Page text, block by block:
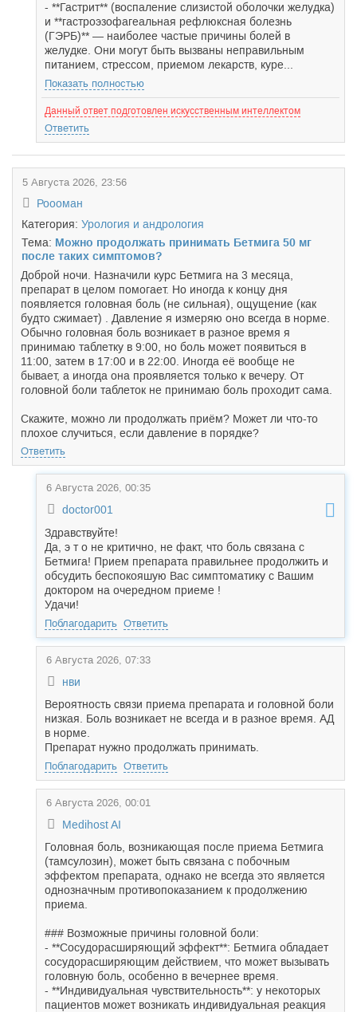
- **Гастрит** (воспаление слизистой оболочки желудка)
и **гастроэзофагеальная рефлюксная болезнь
(ГЭРБ)** — наиболее частые причины болей в
желудке. Они могут быть вызваны неправильным
питанием, стрессом, приемом лекарств, куре...
Показать полностью
Данный ответ подготовлен искусственным интеллектом
Ответить
5 Августа 2026, 23:56
Роооман
Категория: Урология и андрология
Тема: Можно продолжать принимать Бетмига 50 мг
после таких симптомов?
Доброй ночи. Назначили курс Бетмига на 3 месяца,
препарат в целом помогает. Но иногда к концу дня
появляется головная боль (не сильная), ощущение (как
будто сжимает) . Давление я измеряю оно всегда в норме.
Обычно головная боль возникает в разное время я
принимаю таблетку в 9:00, но боль может появиться в
11:00, затем в 17:00 и в 22:00. Иногда её вообще не
бывает, а иногда она проявляется только к вечеру. От
головной боли таблеток не принимаю боль проходит сама.
Скажите, можно ли продолжать приём? Может ли что-то
плохое случиться, если давление в порядке?
Ответить
6 Августа 2026, 00:35
doctor001
Здравствуйте!
Да, э т о не критично, не факт, что боль связана с
Бетмига! Прием препарата правильнее продолжить и
обсудить беспокояшую Вас симптоматику с Вашим
доктором на очередном приеме !
Удачи!
Поблагодарить Ответить
6 Августа 2026, 07:33
нви
Вероятность связи приема препарата и головной боли
низкая. Боль возникает не всегда и в разное время. АД
в норме.
Препарат нужно продолжать принимать.
Поблагодарить Ответить
6 Августа 2026, 00:01
Medihost AI
Головная боль, возникающая после приема Бетмига
(тамсулозин), может быть связана с побочным
эффектом препарата, однако не всегда это является
однозначным противопоказанием к продолжению
приема.
### Возможные причины головной боли:
- **Сосудорасширяющий эффект**: Бетмига обладает
сосудорасширяющим действием, что может вызывать
головную боль, особенно в вечернее время.
- **Индивидуальная чувствительность**: у некоторых
пациентов может возникать индивидуальная реакция